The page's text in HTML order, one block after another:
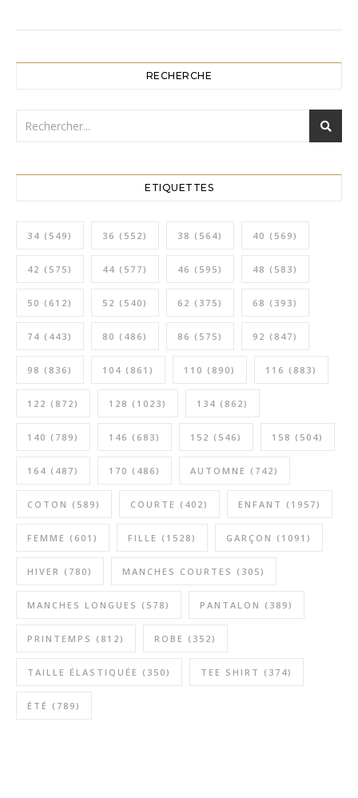
RECHERCHE
ETIQUETTES
34 (549) 36 (552) 38 (564) 40 (569)
42 (575) 44 (577) 46 (595) 48 (583)
50 (612) 52 (540) 62 (375) 68 (393)
74 (443) 80 (486) 86 (575) 92 (847)
98 (836) 104 (861) 110 (890) 116 (883)
122 (872) 128 (1023) 134 (862)
140 (789) 146 (683) 152 (546) 158 (504)
164 (487) 170 (486) AUTOMNE (742)
COTON (589) COURTE (402) ENFANT (1957)
FEMME (601) FILLE (1528) GARÇON (1091)
HIVER (780) MANCHES COURTES (305)
MANCHES LONGUES (578) PANTALON (389)
PRINTEMPS (812) ROBE (352)
TAILLE ÉLASTIQUÉE (350) TEE SHIRT (374)
ÉTÉ (789)